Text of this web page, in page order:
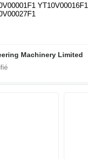
YT10V00016F1
Machinery Limited